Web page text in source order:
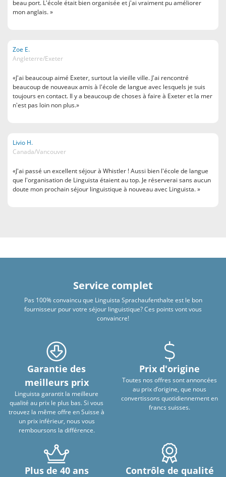
beau port. L'école était bien organisée et j'ai vraiment pu améliorer
mon anglais. »
Zoe E.
Angleterre/Exeter
«J'ai beaucoup aimé Exeter, surtout la vieille ville. J'ai rencontré
beaucoup de nouveaux amis à l'école de langue avec lesquels je suis
toujours en contact. Il y a beaucoup de choses à faire à Exeter et la mer
n'est pas loin non plus.»
Livio H.
Canada/Vancouver
«J'ai passé un excellent séjour à Whistler ! Aussi bien l'école de langue
que l'organisation de Linguista étaient au top. Je réserverai sans aucun
doute mon prochain séjour linguistique à nouveau avec Linguista. »
Service complet
Pas 100% convaincu que Linguista Sprachaufenthalte est le bon
fournisseur pour votre séjour linguistique? Ces points vont vous
convaincre!
Garantie des
meilleurs prix
Linguista garantit la meilleure
qualité au prix le plus bas. Si vous
trouvez la même offre en Suisse à
un prix inférieur, nous vous
remboursons la différence.
Prix d'origine
Toutes nos offres sont annoncées
au prix d’origine, que nous
convertissons quotidiennement en
francs suisses.
Plus de 40 ans
Contrôle de qualité